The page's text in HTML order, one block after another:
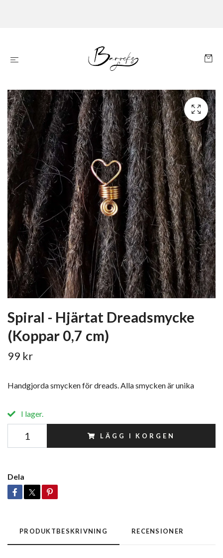
Spiral - Hjärtat Dreadsmycke
(Koppar 0,7 cm)
99 kr
Handgjorda smycken för dreads. Alla smycken är unika
I lager.
LÄGG I KORGEN
Dela
PRODUKTBESKRIVNING RECENSIONER